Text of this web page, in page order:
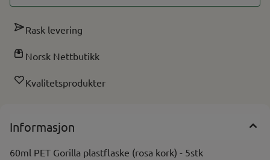
Rask levering
Norsk Nettbutikk
Kvalitetsprodukter
Informasjon
60ml PET Gorilla plastflaske (rosa kork) - 5stk